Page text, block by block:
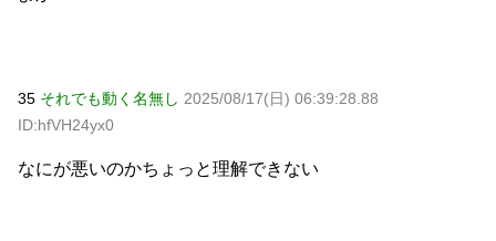
35 それでも動く名無し 2025/08/17(日) 06:39:28.88
ID:hfVH24yx0
なにが悪いのかちょっと理解できない